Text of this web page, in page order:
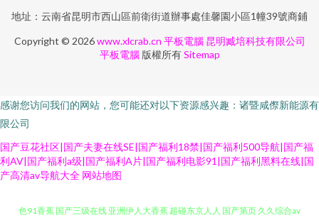
地址：云南省昆明市西山區前衛街道辦事處佳馨園小區1幢39號商鋪
Copyright © 2026www.xlcrab.cn 平板電腦 昆明臧培科技有限公司
平板電腦版權所有Sitemap
感谢您访问我们的网站，您可能还对以下资源感兴趣：诸暨咸傺新能源有
限公司
国产豆花社区|国产夫妻在线SE|国产福利18禁|国产福利500导航|国产福
利AV|国产福利a级|国产福利A片|国产福利电影91|国产福利黑料在线|国
产高清av导航大全 网站地图